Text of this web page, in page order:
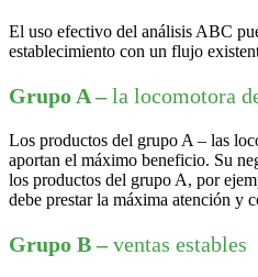
El uso efectivo del análisis ABC
establecimiento con un flujo
Grupo A –la locomotora
Los productos del grupo A – las
aportan el máximo beneficio. Su
los productos del grupo A, por
debe prestar la máxima atención y
Grupo B –ventas estables